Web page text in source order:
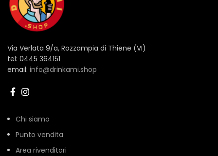
Via Verlata 9/a, Rozzampia di Thiene (VI)
tel: 0445 364151
email: info@drinkami.shop
Chi siamo
Punto vendita
Area rivenditori